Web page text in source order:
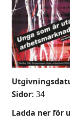
Sidor: 34
Ladda ner för